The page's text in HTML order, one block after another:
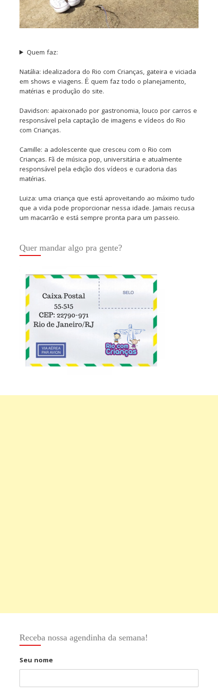
Quem faz:
Natália: idealizadora do Rio com Crianças, gateira e viciada
em shows e viagens. É quem faz todo o planejamento,
matérias e produção do site.
Davidson: apaixonado por gastronomia, louco por carros e
responsável pela captação de imagens e vídeos do Rio
com Crianças.
Camille: a adolescente que cresceu com o Rio com
Crianças. Fã de música pop, universitária e atualmente
responsável pela edição dos vídeos e curadoria das
matérias.
Luiza: uma criança que está aproveitando ao máximo tudo
que a vida pode proporcionar nessa idade. Jamais recusa
um macarrão e está sempre pronta para um passeio.
Quer mandar algo pra gente?
Receba nossa agendinha da semana!
Seu nome